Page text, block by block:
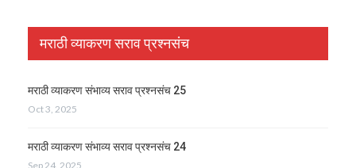
मराठी व्याकरण सराव प्रश्नसंच
मराठी व्याकरण संभाव्य सराव प्रश्नसंच 25
Oct 3, 2025
मराठी व्याकरण संभाव्य सराव प्रश्नसंच 24
Sep 24, 2025